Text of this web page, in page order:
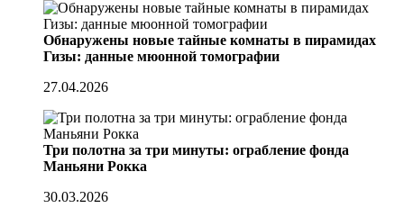
Обнаружены новые тайные комнаты в пирамидах
Гизы: данные мюонной томографии
27.04.2026
Три полотна за три минуты: ограбление фонда
Маньяни Рокка
30.03.2026